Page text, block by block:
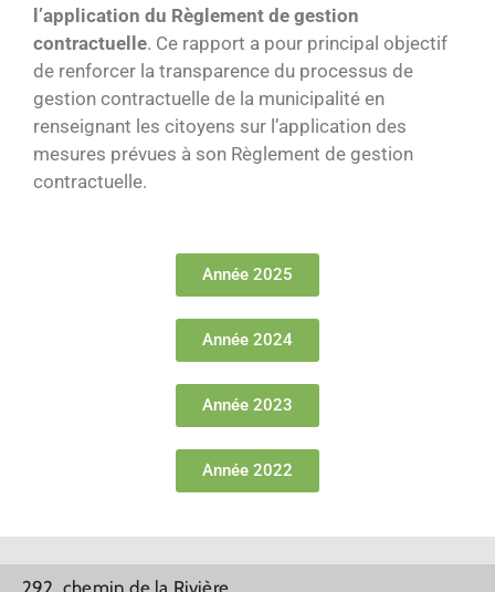
l’application du Règlement de gestion
contractuelle. Ce rapport a pour principal objectif
de renforcer la transparence du processus de
gestion contractuelle de la municipalité en
renseignant les citoyens sur l’application des
mesures prévues à son Règlement de gestion
contractuelle.
Année 2025
Année 2024
Année 2023
Année 2022
292, chemin de la Rivière